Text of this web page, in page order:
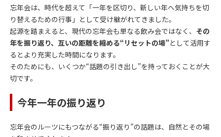
忘年会は、時代を超えて「一年を区切り、新しい年へ気持ちを切
り替えるための行事」として受け継がれてきました。
起源を踏まえると、現代の忘年会も単なる飲み会ではなく、 その
年を振り返り、互いの距離を縮める“リセットの場”として活用す
るとより充実した時間になります。
そのためにも、いくつか“話題の引き出し”を持っておくことが大
切です。
今年一年の振り返り
忘年会のルーツにもつながる“振り返り”の話題は、自然とその場